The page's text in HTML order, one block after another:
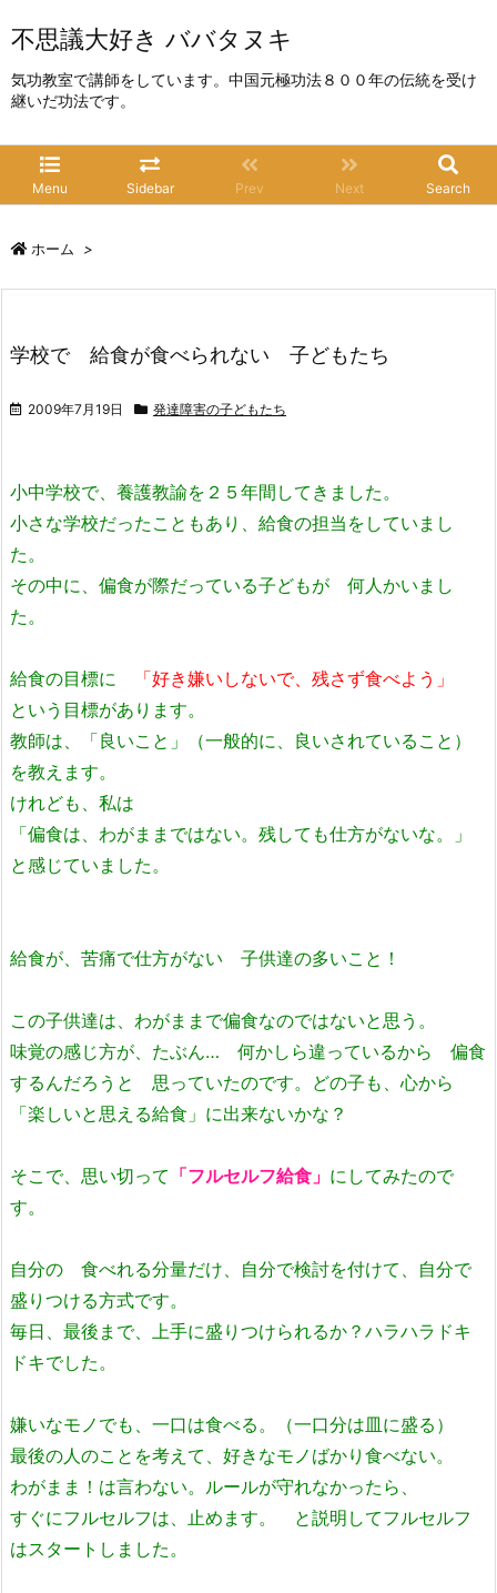
不思議大好き ババタヌキ
気功教室で講師をしています。中国元極功法８００年の伝統を受け
継いだ功法です。
Menu Sidebar Prev Next Search
ホーム >
学校で 給食が食べられない 子どもたち
2009年7月19日 発達障害の子どもたち
小中学校で、養護教諭を２５年間してきました。
小さな学校だったこともあり、給食の担当をしていまし
た。
その中に、偏食が際だっている子どもが 何人かいまし
た。
給食の目標に
「好き嫌いしないで、残さず食べよう」
という目標があります。
教師は、「良いこと」（一般的に、良いされていること）
を教えます。
けれども、私は
「偏食は、わがままではない。残しても仕方がないな。」
と感じていました。
給食が、苦痛で仕方がない 子供達の多いこと！
この子供達は、わがままで偏食なのではないと思う。
味覚の感じ方が、たぶん… 何かしら違っているから 偏食
するんだろうと 思っていたのです。どの子も 、心から
「楽しいと思える給食」に出来ないかな？
そこで、思い切って 「フルセルフ給食」 にしてみたので
す。
自分の 食べれる分量だけ、自分で検討を付けて、自分で
盛りつける方式です。
毎日、最後まで、上手に盛りつけられるか？ハラハラドキ
ドキでした。
嫌いなモノでも、一口は食べる。（一口分は皿に盛る）
最後の人のことを考えて、好きなモノばかり食べない。
わがまま！は言わない。ルールが守れなかったら、
すぐにフルセルフは、止めます。 と説明してフルセルフ
はスタートしました。